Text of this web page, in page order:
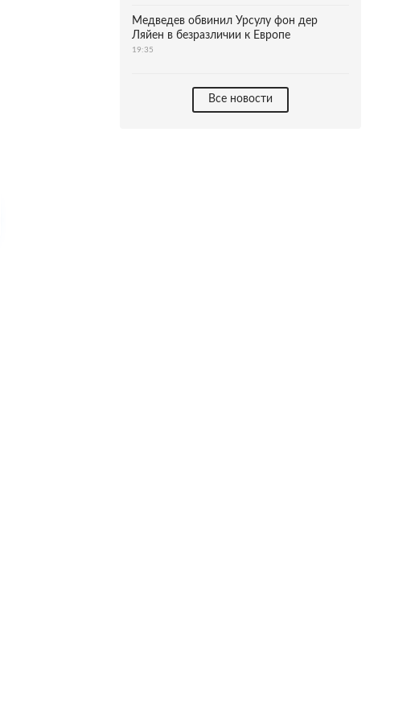
Медведев обвинил Урсулу фон дер
Ляйен в безразличии к Европе
19:35
Все новости